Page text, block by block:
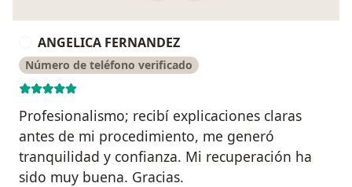
ANGELICA FERNANDEZ
Número de teléfono verificado
Profesionalismo; recibí explicaciones claras
antes de mi procedimiento, me generó
tranquilidad y confianza. Mi recuperación ha
sido muy buena. Gracias.